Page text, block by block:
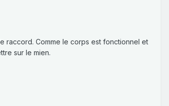
raccord. Comme le corps est fonctionnel et
sur le mien.